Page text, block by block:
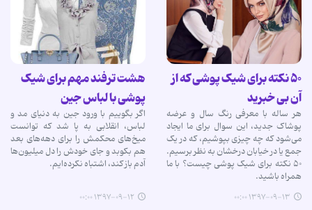
۵۰ نکته برای شیک پوشی که از
آن بی خبرید
هر ساله با معرفی رنگ سال و عرضه
پوشاک جدید، این سوال برای ما ایجاد
می‌شود که چه چیزی بپوشیم، که در یک
جمع یا در خیابان درخشان به نظر برسیم.
۵۰ نکته برای شیک پوشی چیست؟ با ما
همراه باشید.
۱۳۹۷-۰۹-۱۳ ۰۰:۰۰
هشت ترفند مهم برای شیک
پوشی با لباس جین
اگر بگوییم با ورود جین به دنیای مد و
لباس، انقلابی به پا شد که توانست
میخ‌های محکمش را برای دهه‌های بعد
هم بکوبد و جای خودش را دل میلیون‌ها
آدم باز کند، اشتباه نکرده‌ایم.
۱۳۹۷-۰۹-۱۲ ۰۰:۰۰